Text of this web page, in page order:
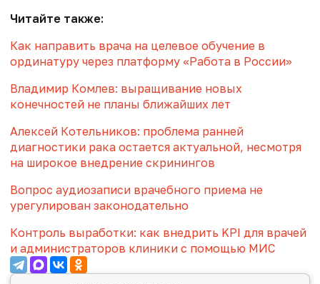
Читайте также:
Как направить врача на целевое обучение в
ординатуру через платформу «Работа в России»
Владимир Комлев: выращивание новых
конечностей не планы ближайших лет
Алексей Котельников: проблема ранней
диагностики рака остается актуальной, несмотря
на широкое внедрение скринингов
Вопрос аудиозаписи врачебного приема не
урегулирован законодательно
Контроль выработки: как внедрить KPI для врачей
и администраторов клиники с помощью МИС